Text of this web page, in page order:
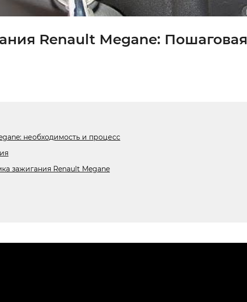
Renault Megane: Пошаговая
необходимость и процесс
зажигания Renault Megane